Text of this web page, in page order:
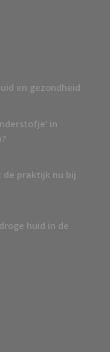
en gezondheid
in
de praktijk nu bij
huid in de